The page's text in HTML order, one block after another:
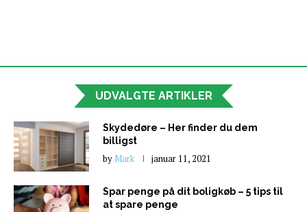
UDVALGTE ARTIKLER
Skydedøre – Her finder du dem
billigst
by Mark januar 11, 2021
Spar penge på dit boligkøb – 5 tips til
at spare penge